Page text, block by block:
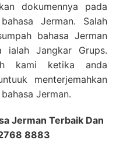
dokumennya pada
Jerman. Salah
bahasa Jerman
Jangkar Grups.
kami ketika anda
menterjemahkan
Jerman.
Jerman Terbaik Dan
8883